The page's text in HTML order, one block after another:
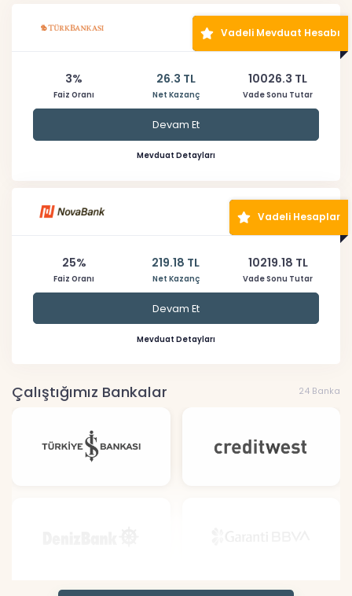
Vadeli Mevduat Hesabı
3%
Faiz Oranı
26.3 TL
Net Kazanç
10026.3 TL
Vade Sonu Tutar
Devam Et
Mevduat Detayları
Vadeli Hesaplar
25%
Faiz Oranı
219.18 TL
Net Kazanç
10219.18 TL
Vade Sonu Tutar
Devam Et
Mevduat Detayları
Çalıştığımız Bankalar 24 Banka